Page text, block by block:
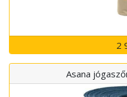
2
Asana